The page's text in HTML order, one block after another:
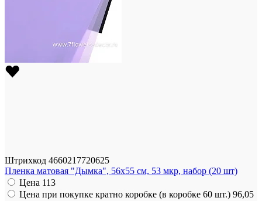
Штрихкод 4660217720625
Пленка матовая "Дымка", 56x55 см, 53 мкр, набор (20 шт)
Цена 113
Цена при покупке кратно коробке (в коробке 60 шт.) 96,05